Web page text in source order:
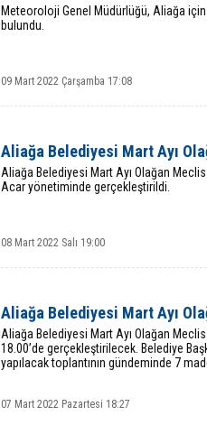
Meteoroloji Genel Müdürlüğü, Aliağa için
bulundu.
09 Mart 2022 Çarşamba 17:08
Aliağa Belediyesi Mart Ayı
Aliağa Belediyesi Mart Ayı Olağan
Acar yönetiminde gerçekleştirildi.
08 Mart 2022 Salı 19:00
Aliağa Belediyesi Mart Ayı
Aliağa Belediyesi Mart Ayı Olağan
18.00’de gerçekleştirilecek. Belediye
yapılacak toplantının gündeminde 7
07 Mart 2022 Pazartesi 18:27